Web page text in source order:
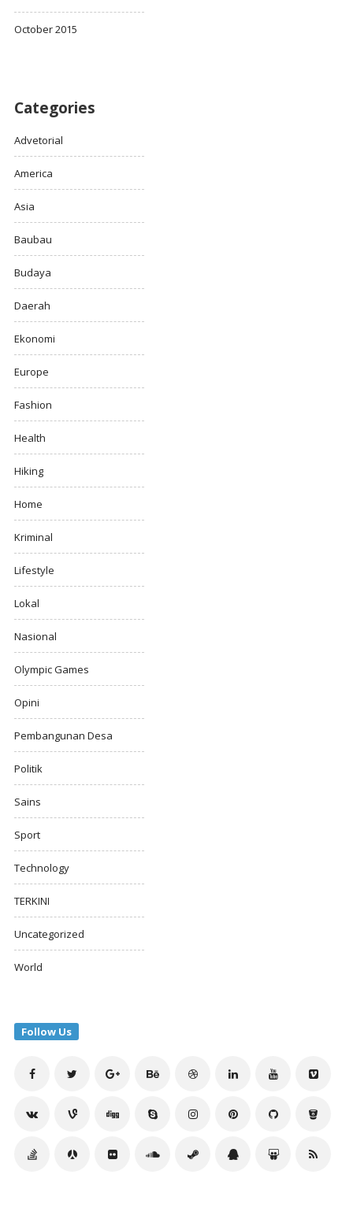
October 2015
Categories
Advetorial
America
Asia
Baubau
Budaya
Daerah
Ekonomi
Europe
Fashion
Health
Hiking
Home
Kriminal
Lifestyle
Lokal
Nasional
Olympic Games
Opini
Pembangunan Desa
Politik
Sains
Sport
Technology
TERKINI
Uncategorized
World
Follow Us